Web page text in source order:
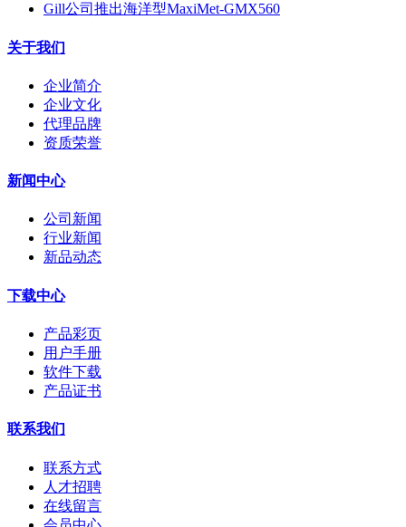
Gill公司推出海洋型MaxiMet-GMX560
关于我们
企业简介
企业文化
代理品牌
资质荣誉
新闻中心
公司新闻
行业新闻
新品动态
下载中心
产品彩页
用户手册
软件下载
产品证书
联系我们
联系方式
人才招聘
在线留言